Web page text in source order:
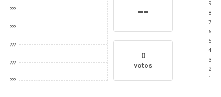
???
???
???
???
???
--
0
votos
9
8
7
6
5
4
3
2
1